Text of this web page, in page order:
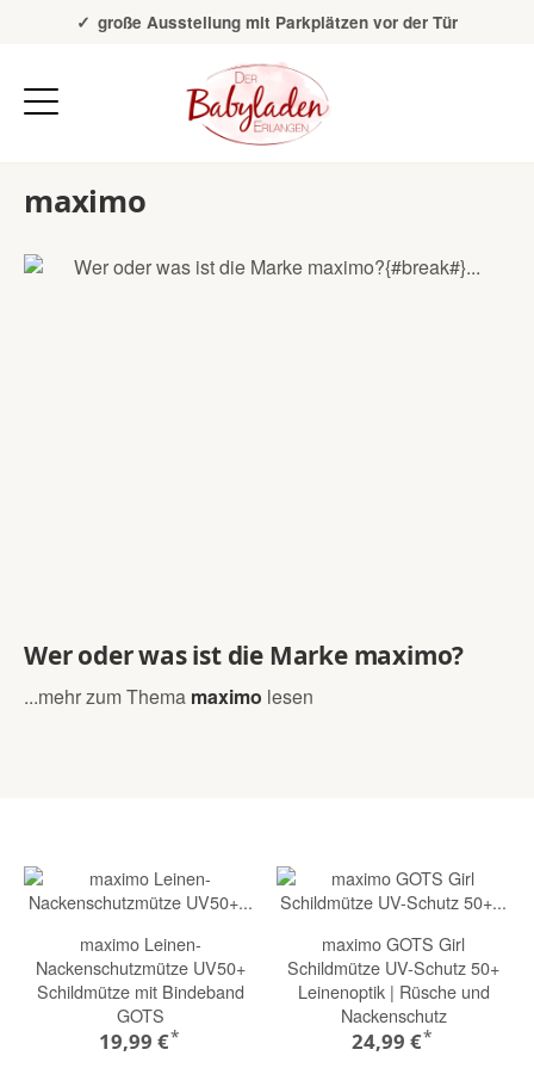
Über 20 Jahre Erfahrung
große Ausstellung mit Parkplätzen vor der Tür
maximo
Wer oder was ist die Marke maximo?
...mehr zum Thema maximo lesen
maximo Leinen-
Nackenschutzmütze UV50+
Schildmütze mit Bindeband
GOTS
19,99 €*
maximo GOTS Girl
Schildmütze UV-Schutz 50+
Leinenoptik | Rüsche und
Nackenschutz
24,99 €*